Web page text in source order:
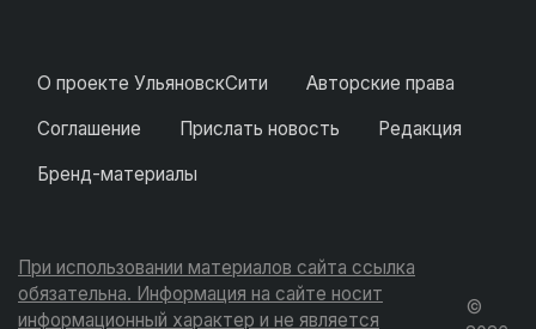
О проекте УльяновскСити
Авторские права
Соглашение
Прислать новость
Редакция
Бренд-материалы
При использовании материалов сайта ссылка
обязательна. Информация на сайте носит
информационный характер и не является
©